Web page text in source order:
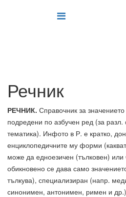
Речник
РЕЧНИК. Справочник за
подредени по азбучен ред (за разл.
тематика). Инфото в Р. е кратко,
енциклопедичните му форми
може да едноезичен (тълковен) или
обикновено се дава само
тълкува), специализиран (напр.
синонимен, антонимен, римен и